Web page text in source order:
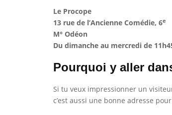
Le Procope
13 rue de l’Ancienne Comédie, 6e
M° Odéon
Du dimanche au mercredi de
Pourquoi y aller
Si tu veux impressionner un
c’est aussi une bonne adresse